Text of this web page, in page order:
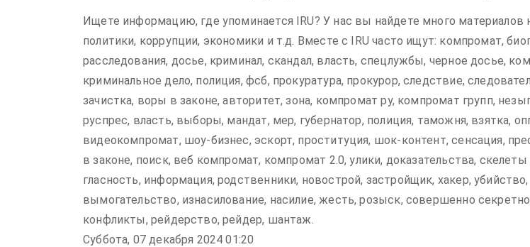
Ищете информацию, где упоминается IRU? У нас вы найдете много материалов
политики, коррупции, экономики и т.д. Вместе с IRU часто ищут: компромат,
расследования, досье, криминал, скандал, власть, спецлужбы, черное досье,
криминальное дело, полиция, фсб, прокуратура, прокурор, следствие,
зачистка, воры в законе, авторитет, зона, компромат ру, компромат групп,
руспрес, власть, выборы, мандат, мер, губернатор, полиция, таможня, взятка,
видеокомпромат, шоу-бизнес, эскорт, проституция, шок-контент, сенсация,
в законе, поиск, веб компромат, компромат 2.0, улики, доказательства,
гласность, информация, родственники, новострой, застройщик, хакер, убийство,
вымогательство, изнасилование, насилие, жесть, розыск, совершенно
конфликты, рейдерство, рейдер, шантаж.
Суббота, 07 декабря 2024 01:20